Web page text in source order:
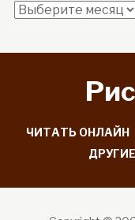
Архив
ЧИТАТЬ ОНЛАЙН